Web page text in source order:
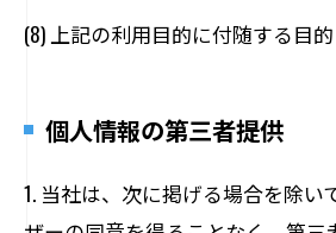
(8) 上記の利用目的に付随する目的
個人情報の第三者提供
1. 当社は、次に掲げる場合を除い